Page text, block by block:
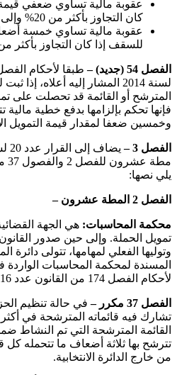
عقوبة مالية تساوي ضعفي قيمة
كان التجاوز بأكثر من 20% وإلى حد 50
عقوبة مالية تساوي خمسة
للسقف إذا كان التجاوز بأكثر من
الفصل 54 (جديد) –
لسنة 2014 المشار إليه أعلاه،
المترشح أو القائمة قد تحصلت على
فإنها تحكم بإلزامها بدفع خطية
وخمسين ضعفا لمقدار قيمة التمويل
الفصل 3 –
يلي نصها:
الفصل 2 المطة عشرون –
محكمة المحاسبات: هي الجهة
تمويل الحملة. وإلى حين صدور
وتوليها الفعلي لمهامها، تتولى دائرة
المسندة لمحكمة المحاسبات الواردة
لأحكام الفصل 174 من القانون عدد 16 لسنة 2014 المشار إليه أعلاه
الفصل 37 مكرر –
في حالة تنظيم
تشارك فيه قائماته المترشحة في أكثر
القائمة المترشحة التي تم النشاط ضمن
تترشح بها ثلاثة أضعاف ما تتحمله
من خارج الدائرة الانتخابية.